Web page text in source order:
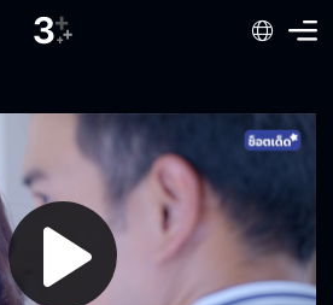
Play
ปาริฉัตร...คือนังปริม อีสารเลว
ฉันจะไม่ฟังคำโกหกของคุณแล้ว